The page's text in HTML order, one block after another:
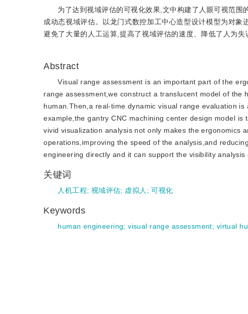
为了达到视域评估的可视化效果,文中构建了人眼可视范
成动态视域评估。以龙门式数控加工中心造型设计模型为对
避免了大量的人工运算,提高了视域评估的速度、降低了人为
Abstract
Visual range assessment is an important part of the
range assessment,we construct a translucent model of
human.Then,a real-time dynamic visual range evaluation
example,the gantry CNC machining center design model
vivid visualization analysis not only makes the ergonomics
operations,improving the speed of the analysis,and
engineering directly and it can support the visibility analysis
关键词
人机工程; 视域评估; 虚拟人 ;可视化
Keywords
human engineering;visual range assessment; virtual